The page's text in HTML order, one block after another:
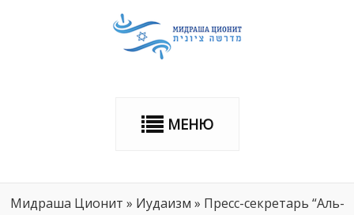
МЕНЮ
Мидраша Ционит » Иудаизм » Пресс-секретарь “Аль-